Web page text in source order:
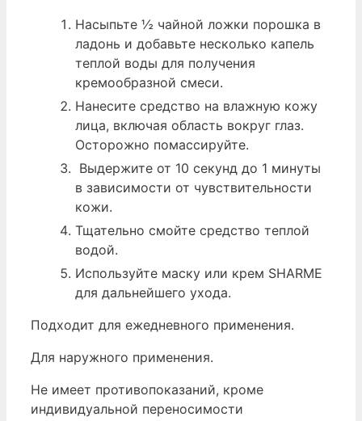
Насыпьте ½ чайной ложки порошка в
ладонь и добавьте несколько капель
теплой воды для получения
кремообразной смеси.
Нанесите средство на влажную кожу
лица, включая область вокруг глаз.
Осторожно помассируйте.
Выдержите от 10 секунд до 1 минуты
в зависимости от чувствительности
кожи.
Тщательно смойте средство теплой
водой.
Используйте маску или крем SHARME
для дальнейшего ухода.
Подходит для ежедневного применения.
Для наружного применения.
Не имеет противопоказаний, кроме
индивидуальной переносимости